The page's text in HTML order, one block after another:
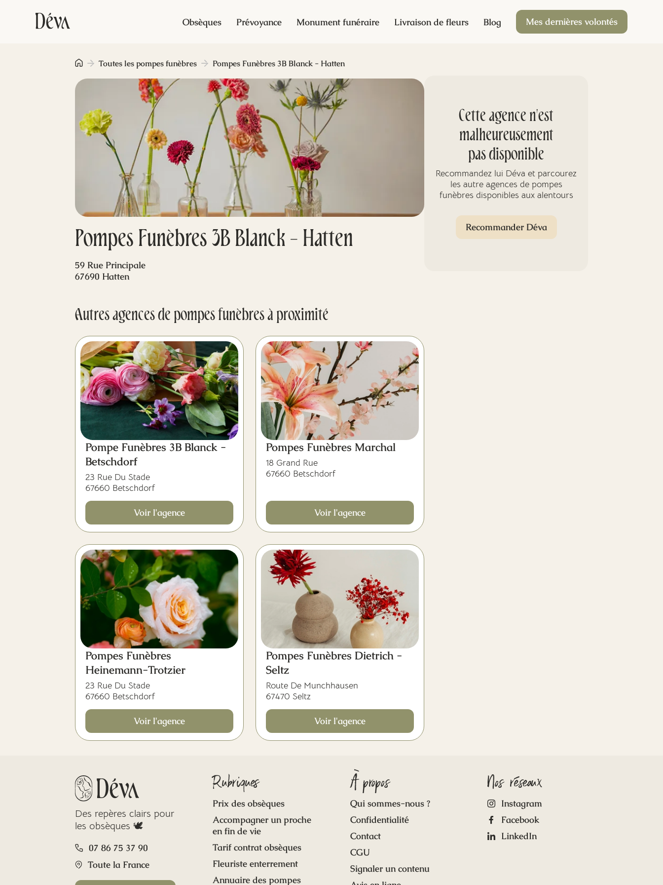
Obsèques Prévoyance Monument funéraire Livraison de fleurs Blog Mes dernières volontés
Pompes Funèbres 3B Blanck - Hatten
Toutes les pompes funèbres Pompes Funèbres 3B Blanck - Hatten
59 Rue Principale
67690 Hatten
Autres agences de pompes funèbres à proximité
Pompe Funèbres 3B Blanck -
Betschdorf
23 Rue Du Stade
67660 Betschdorf
Voir l'agence
Pompes Funèbres Marchal
18 Grand Rue
67660 Betschdorf
Voir l'agence
Pompes Funèbres
Heinemann-Trotzier
23 Rue Du Stade
67660 Betschdorf
Voir l'agence
Pompes Funèbres Dietrich -
Seltz
Route De Munchhausen
67470 Seltz
Voir l'agence
Cette agence n'est
malheureusement
pas disponible
Recommandez lui Déva et parcourez
les autre agences de pompes
funèbres disponibles aux alentours
Recommander Déva
Des repères clairs pour
les obsèques 🕊️
07 86 75 37 90
Toute la France
Rubriques
Prix des obsèques
Accompagner un proche
en fin de vie
Tarif contrat obsèques
Fleuriste enterrement
Annuaire des pompes
À propos
Qui sommes-nous ?
Confidentialité
Contact
CGU
Signaler un contenu
Nos réseaux
Instagram
Facebook
LinkedIn